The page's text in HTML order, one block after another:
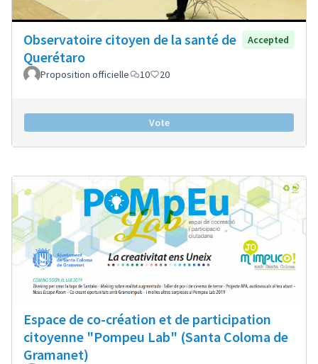
Observatoire citoyen de la santé de
Querétaro
Accepted
Proposition officielle 10 20
Vote
Espace de co-création et de participation
citoyenne "Pompeu Lab" (Santa Coloma de
Gramanet)